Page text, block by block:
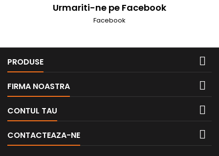
Urmariti-ne pe Facebook
Facebook
PRODUSE 
FIRMA NOASTRA 
CONTUL TAU 
CONTACTEAZA-NE 